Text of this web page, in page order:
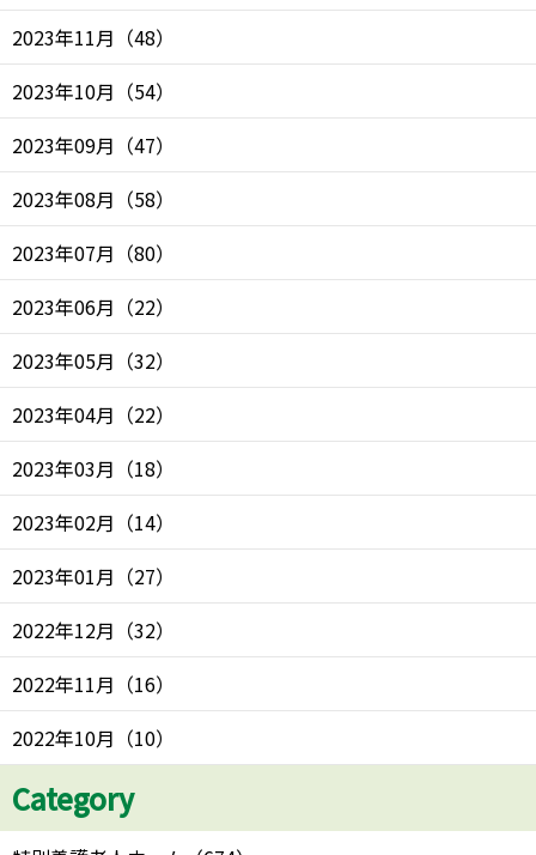
2023年11月 （48）
2023年10月 （54）
2023年09月 （47）
2023年08月 （58）
2023年07月 （80）
2023年06月 （22）
2023年05月 （32）
2023年04月 （22）
2023年03月 （18）
2023年02月 （14）
2023年01月 （27）
2022年12月 （32）
2022年11月 （16）
2022年10月 （10）
Category